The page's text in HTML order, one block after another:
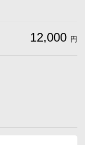
12,000 円